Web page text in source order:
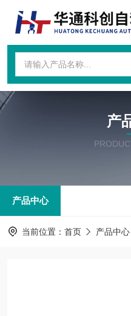
产
产品中心
当前位置： 首页 产品中心